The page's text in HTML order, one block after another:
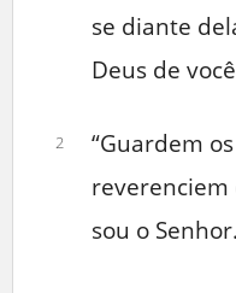
se diante
Deus de
2
“Guardem
reverenciem
sou o Senhor.